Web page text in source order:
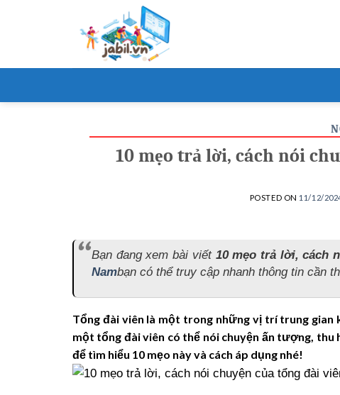
10 mẹo trả lời, cách nói
POSTED ON 11/12/
Bạn đang xem bài viết 10 mẹo trả lời, cách
Nambạn có thể truy cập nhanh thông tin cần
Tổng đài viên là một trong những vị trí trung gian
một tổng đài viên có thể nói chuyện ấn tượng, thu
để tìm hiểu 10 mẹo này và cách áp dụng nhé!